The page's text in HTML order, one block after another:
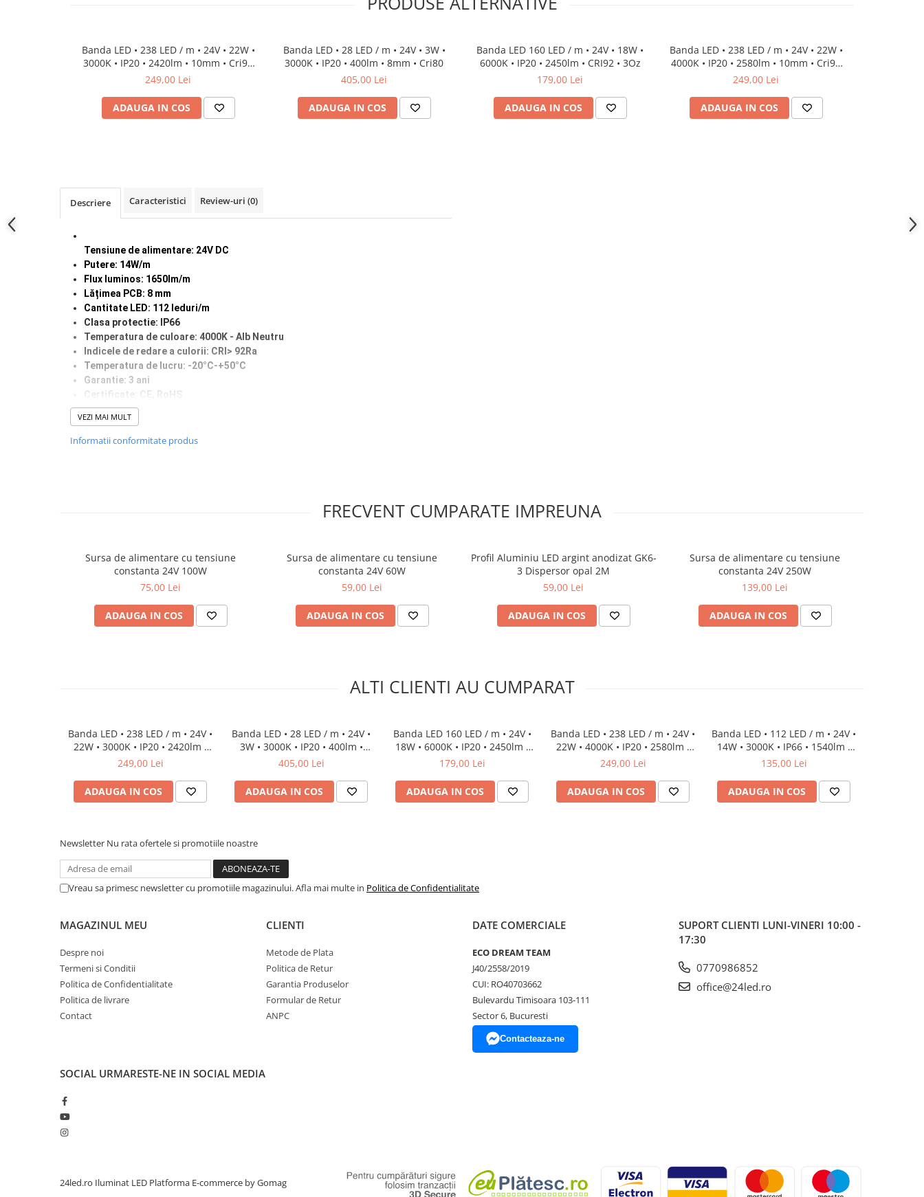
Sina magnetica LED 48V
Sina Magnetica Slim 5mm 24V
Corpuri de Iluminat Industriale LED
Corpuri liniare LED
Panouri LED
Proiector LED Fantana/Piscina
Profil Banda LED
Accesorii profile led
Profil led aplicat
Profil led incastrat
Profil Led Rigips
Lumini LED cu fibra optica
Sursa fibra optica
Banda LED • 238 LED / m • 24V • 22W •
3000K • IP20 • 2420lm • 10mm • Cri92
3Oz
249,00 Lei
ADAUGA IN COS
Banda LED • 28 LED / m • 24V • 3W •
3000K • IP20 • 400lm • 8mm • Cri80
405,00 Lei
ADAUGA IN COS
Banda LED 160 LED / m • 24V • 18W •
6000K • IP20 • 2450lm • CRI92 • 3Oz
179,00 Lei
ADAUGA IN COS
Banda LED • 238 LED / m • 24V • 22W •
4000K • IP20 • 2580lm • 10mm • Cri92
3Oz
249,00 Lei
ADAUGA IN COS
Descriere Caracteristici Review-uri (0)
Tensiune de alimentare: 24V DC
Putere: 14W/m
Flux luminos: 1650lm/m
Lățimea PCB: 8 mm
Cantitate LED: 112 leduri/m
Clasa protectie: IP66
Temperatura de culoare: 4000K - Alb Neutru
Indicele de redare a culorii: CRI> 92Ra
Temperatura de lucru: -20°C-+50°C
Garantie: 3 ani
Certificate: CE, RoHS
Secțiune de tăiere: la fiecare
Grosimea PCB: suport dublu
Durata de viata: 50.000 ore
VEZI MAI MULT
Informatii conformitate produs
FRECVENT CUMPARATE IMPREUNA
Sursa de alimentare cu tensiune
constanta 24V 100W
75,00 Lei
ADAUGA IN COS
Sursa de alimentare cu tensiune
constanta 24V 60W
59,00 Lei
ADAUGA IN COS
Profil Aluminiu LED argint anodizat GK6-
3 Dispersor opal 2M
59,00 Lei
ADAUGA IN COS
Sursa de alimentare cu tensiune
constanta 24V 250W
139,00 Lei
ADAUGA IN COS
ALTI CLIENTI AU CUMPARAT
Banda LED • 238 LED / m • 24V •
22W • 3000K • IP20 • 2420lm •
10mm • Cri92 3Oz
249,00 Lei
ADAUGA IN COS
Banda LED • 28 LED / m • 24V •
3W • 3000K • IP20 • 400lm •
8mm • Cri80
405,00 Lei
ADAUGA IN COS
Banda LED 160 LED / m • 24V •
18W • 6000K • IP20 • 2450lm •
CRI92 • 3Oz
179,00 Lei
ADAUGA IN COS
Banda LED • 238 LED / m • 24V •
22W • 4000K • IP20 • 2580lm •
10mm • Cri92 3Oz
249,00 Lei
ADAUGA IN COS
Banda LED • 112 LED / m • 24V •
14W • 3000K • IP66 • 1540lm •
8mm • Cri92
135,00 Lei
ADAUGA IN COS
Newsletter Nu rata ofertele si promotiile noastre
Vreau sa primesc newsletter cu promotiile magazinului. Afla mai multe in Politica de Confidentialitate
MAGAZINUL MEU
Despre noi
Termeni si Conditii
Politica de Confidentialitate
Politica de livrare
Contact
CLIENTI
Metode de Plata
Politica de Retur
Garantia Produselor
Formular de Retur
ANPC
DATE COMERCIALE
ECO DREAM TEAM
J40/2558/2019
CUI: RO40703662
Bulevardu Timisoara 103-111
Sector 6, Bucuresti
Contacteaza-ne
SUPORT CLIENTI LUNI-VINERI 10:00 -
17:30
0770986852
office@24led.ro
SOCIAL URMARESTE-NE IN SOCIAL MEDIA
24led.ro Iluminat LED Platforma E-commerce by Gomag